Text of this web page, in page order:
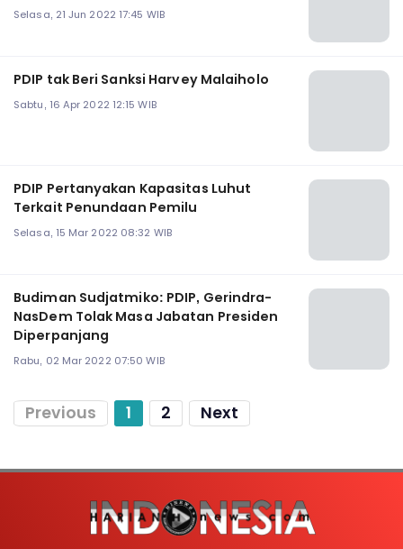
Selasa, 21 Jun 2022 17:45 WIB
PDIP tak Beri Sanksi Harvey Malaiholo
Sabtu, 16 Apr 2022 12:15 WIB
PDIP Pertanyakan Kapasitas Luhut
Terkait Penundaan Pemilu
Selasa, 15 Mar 2022 08:32 WIB
Budiman Sudjatmiko: PDIP, Gerindra-
NasDem Tolak Masa Jabatan Presiden
Diperpanjang
Rabu, 02 Mar 2022 07:50 WIB
Previous 1 2 Next